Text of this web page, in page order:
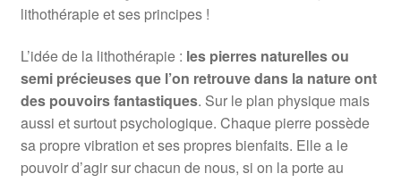
lithothérapie et ses principes !
L’idée de la lithothérapie : les pierres naturelles ou
semi précieuses que l’on retrouve dans la nature ont
des pouvoirs fantastiques. Sur le plan physique mais
aussi et surtout psychologique. Chaque pierre possède
sa propre vibration et ses propres bienfaits. Elle a le
pouvoir d’agir sur chacun de nous, si on la porte au